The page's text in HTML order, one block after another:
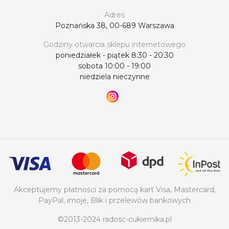
potrzebujesz, aby Twoje desery wyglądały równie
zachwycająco, jak smakują.
Adres
Poznańska 38, 00-689 Warszawa
Godziny otwarcia sklepu internetowego
poniedziałek - piątek 8:30 - 20:30
sobota 10:00 - 19:00
niedziela nieczynne
Akceptujemy płatności za pomocą kart Visa, Mastercard,
PayPal, imoje, Blik i przelewów bankowych
©2013-2024 radosc-cukiernika.pl